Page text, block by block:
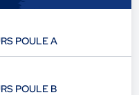
POULE A
POULE B